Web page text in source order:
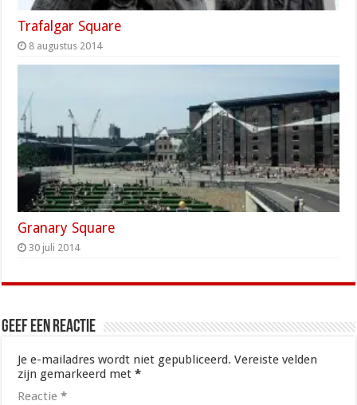
Trafalgar Square
8 augustus 2014
Granary Square
30 juli 2014
Geef een reactie
Je e-mailadres wordt niet gepubliceerd. Vereiste velden
zijn gemarkeerd met*
Reactie*